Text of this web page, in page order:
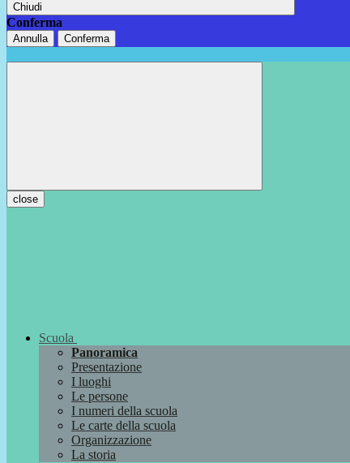
Chiudi
Conferma
Annulla Conferma
close
Scuola
Panoramica
Presentazione
I luoghi
Le persone
I numeri della scuola
Le carte della scuola
Organizzazione
La storia